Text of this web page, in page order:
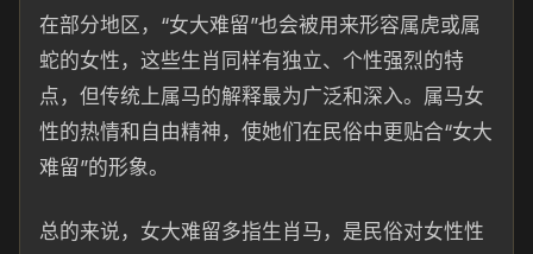
在部分地区，“女大难留”也会被用来形容属虎或属
蛇的女性，这些生肖同样有独立、个性强烈的特
点，但传统上属马的解释最为广泛和深入。属马女
性的热情和自由精神，使她们在民俗中更贴合“女大
难留”的形象。
总的来说，女大难留多指生肖马，是民俗对女性性